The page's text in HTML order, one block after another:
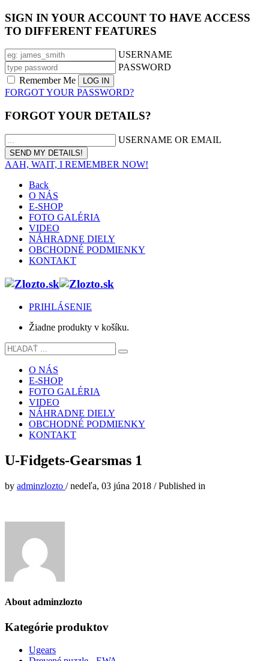
SIGN IN YOUR ACCOUNT TO HAVE ACCESS
TO DIFFERENT FEATURES
USERNAME
PASSWORD
Remember Me
FORGOT YOUR PASSWORD?
FORGOT YOUR DETAILS?
USERNAME OR EMAIL
AAH, WAIT, I REMEMBER NOW!
Back
O NÁS
E-SHOP
FOTO GALÉRIA
VIDEO
NÁHRADNE DIELY
OBCHODNÉ PODMIENKY
KONTAKT
PRIHLÁSENIE
Žiadne produkty v košíku.
O NÁS
E-SHOP
FOTO GALÉRIA
VIDEO
NÁHRADNE DIELY
OBCHODNÉ PODMIENKY
KONTAKT
U-Fidgets-Gearsmas 1
by adminzlozto /nedeľa, 03 júna 2018 /Published in
About adminzlozto
Kategórie produktov
Ugears